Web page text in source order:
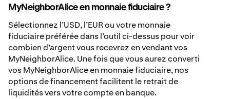
MyNeighborAlice en monnaie fiduciaire ?
Sélectionnez l’USD, l’EUR ou votre monnaie
fiduciaire préférée dans l’outil ci-dessus pour voir
combien d’argent vous recevrez en vendant vos
MyNeighborAlice. Une fois que vous aurez converti
vos MyNeighborAlice en monnaie fiduciaire, nos
options de financement facilitent le retrait de
liquidités vers votre compte en banque.